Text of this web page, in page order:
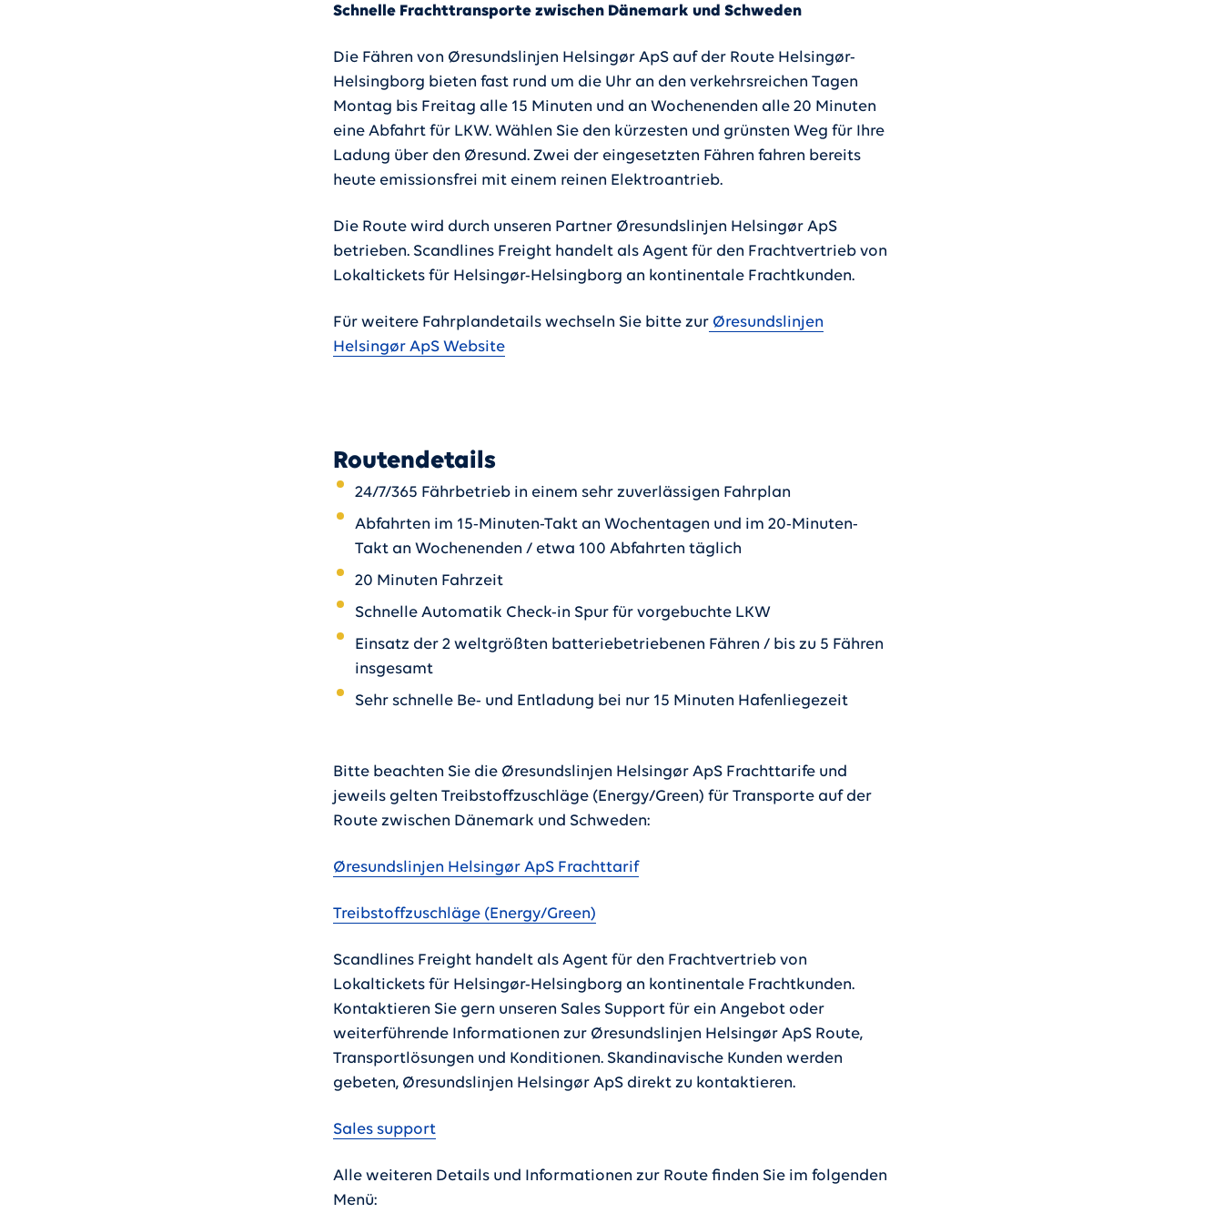
Schnelle Frachttransporte zwischen Dänemark und Schweden
Die Fähren von Øresundslinjen Helsingør ApS auf der Route Helsingør-
Helsingborg bieten fast rund um die Uhr an den verkehrsreichen Tagen
Montag bis Freitag alle 15 Minuten und an Wochenenden alle 20 Minuten
eine Abfahrt für LKW. Wählen Sie den kürzesten und grünsten Weg für Ihre
Ladung über den Øresund. Zwei der eingesetzten Fähren fahren bereits
heute emissionsfrei mit einem reinen Elektroantrieb.
Die Route wird durch unseren Partner Øresundslinjen Helsingør ApS
betrieben. Scandlines Freight handelt als Agent für den Frachtvertrieb von
Lokaltickets für Helsingør-Helsingborg an kontinentale Frachtkunden.
Für weitere Fahrplandetails wechseln Sie bitte zur Øresundslinjen
Helsingør ApS Website
Routendetails
24/7/365 Fährbetrieb in einem sehr zuverlässigen Fahrplan
Abfahrten im 15-Minuten-Takt an Wochentagen und im 20-Minuten-
Takt an Wochenenden / etwa 100 Abfahrten täglich
20 Minuten Fahrzeit
Schnelle Automatik Check-in Spur für vorgebuchte LKW
Einsatz der 2 weltgrößten batteriebetriebenen Fähren / bis zu 5 Fähren
insgesamt
Sehr schnelle Be- und Entladung bei nur 15 Minuten Hafenliegezeit
Bitte beachten Sie die Øresundslinjen Helsingør ApS Frachttarife und
jeweils gelten Treibstoffzuschläge (Energy/Green) für Transporte auf der
Route zwischen Dänemark und Schweden:
Øresundslinjen Helsingør ApS Frachttarif
Treibstoffzuschläge (Energy/Green)
Scandlines Freight handelt als Agent für den Frachtvertrieb von
Lokaltickets für Helsingør-Helsingborg an kontinentale Frachtkunden.
Kontaktieren Sie gern unseren Sales Support für ein Angebot oder
weiterführende Informationen zur Øresundslinjen Helsingør ApS Route,
Transportlösungen und Konditionen. Skandinavische Kunden werden
gebeten, Øresundslinjen Helsingør ApS direkt zu kontaktieren.
Sales support
Alle weiteren Details und Informationen zur Route finden Sie im folgenden
Menü: